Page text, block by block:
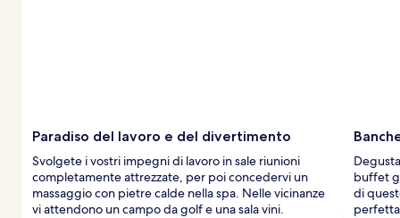
Paradiso del lavoro e del divertimento
Svolgete i vostri impegni di lavoro in sale riunioni
completamente attrezzate, per poi concedervi un
massaggio con pietre calde nella spa. Nelle vicinanze
vi attendono un campo da golf e una sala vini.
buffet
di